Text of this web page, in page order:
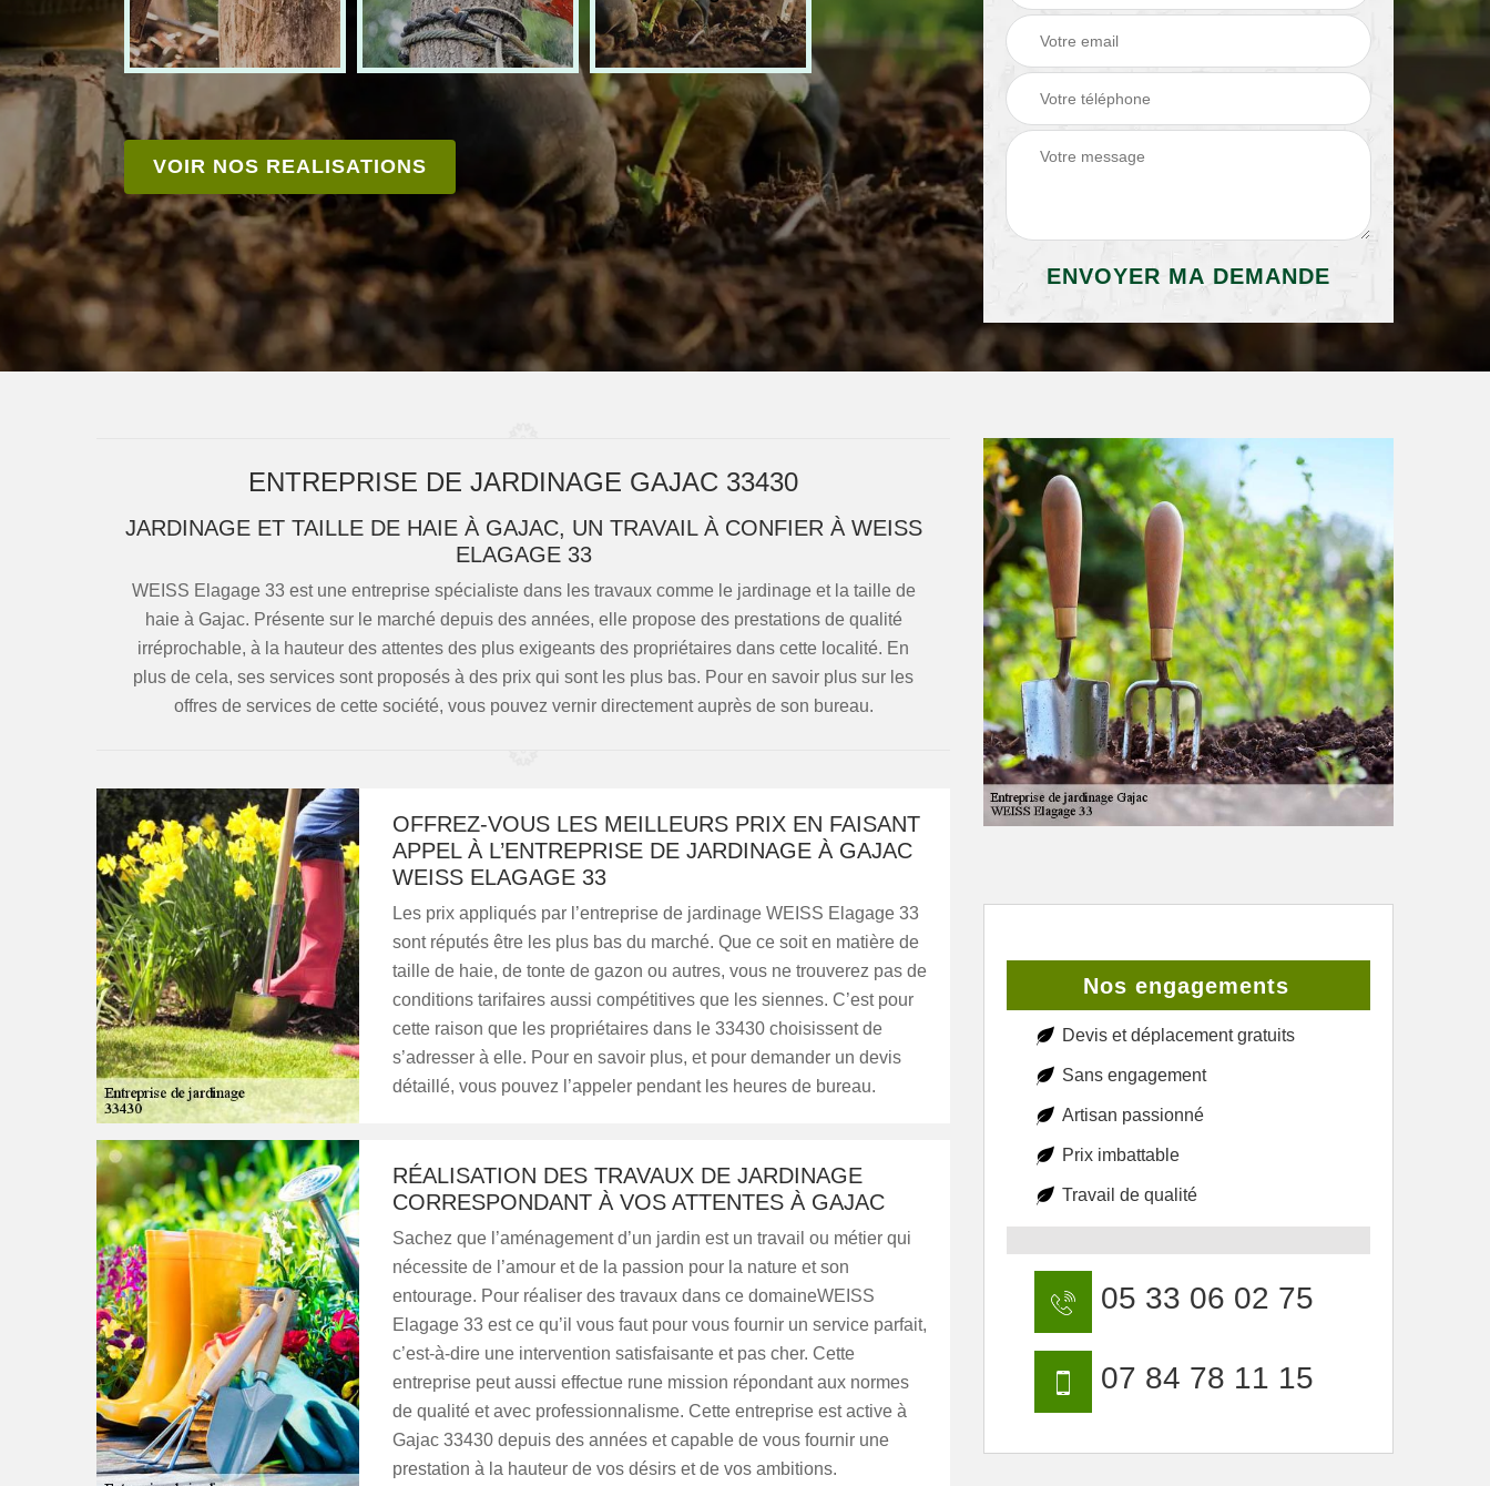
VOIR NOS REALISATIONS
ENTREPRISE DE JARDINAGE GAJAC 33430
JARDINAGE ET TAILLE DE HAIE À GAJAC, UN TRAVAIL À CONFIER À WEISS
ELAGAGE 33
WEISS Elagage 33 est une entreprise spécialiste dans les travaux comme le jardinage et la taille de
haie à Gajac. Présente sur le marché depuis des années, elle propose des prestations de qualité
irréprochable, à la hauteur des attentes des plus exigeants des propriétaires dans cette localité. En
plus de cela, ses services sont proposés à des prix qui sont les plus bas. Pour en savoir plus sur les
offres de services de cette société, vous pouvez vernir directement auprès de son bureau.
OFFREZ-VOUS LES MEILLEURS PRIX EN FAISANT
APPEL À L’ENTREPRISE DE JARDINAGE À GAJAC
WEISS ELAGAGE 33
Les prix appliqués par l’entreprise de jardinage WEISS Elagage 33
sont réputés être les plus bas du marché. Que ce soit en matière de
taille de haie, de tonte de gazon ou autres, vous ne trouverez pas de
conditions tarifaires aussi compétitives que les siennes. C’est pour
cette raison que les propriétaires dans le 33430 choisissent de
s’adresser à elle. Pour en savoir plus, et pour demander un devis
détaillé, vous pouvez l’appeler pendant les heures de bureau.
RÉALISATION DES TRAVAUX DE JARDINAGE
CORRESPONDANT À VOS ATTENTES À GAJAC
Sachez que l’aménagement d’un jardin est un travail ou métier qui
nécessite de l’amour et de la passion pour la nature et son
entourage. Pour réaliser des travaux dans ce domaineWEISS
Elagage 33 est ce qu’il vous faut pour vous fournir un service parfait,
c’est-à-dire une intervention satisfaisante et pas cher. Cette
entreprise peut aussi effectue rune mission répondant aux normes
de qualité et avec professionnalisme. Cette entreprise est active à
Gajac 33430 depuis des années et capable de vous fournir une
prestation à la hauteur de vos désirs et de vos ambitions.
Nos engagements
Devis et déplacement gratuits
Sans engagement
Artisan passionné
Prix imbattable
Travail de qualité
05 33 06 02 75
07 84 78 11 15